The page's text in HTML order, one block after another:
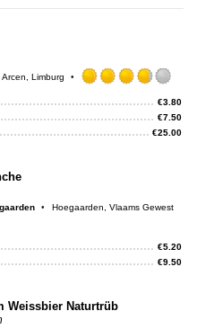
Arcen, Limburg
3.75
out
€3.80
€7.50
€25.00
Hoegaarden, Vlaams Gewest
€5.20
€9.50
Weissbier Naturtrüb